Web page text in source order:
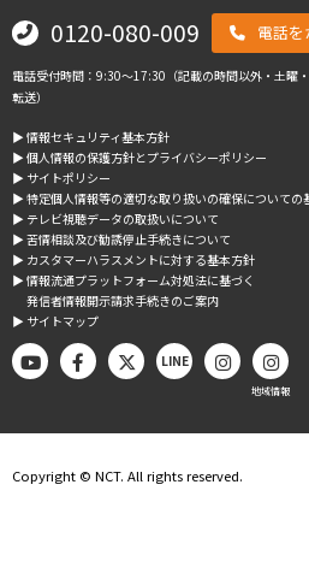
0120-080-009 電話を
電話受付時間：9:30～17:30（記載の時間以外・土曜
転送）
▶︎ 情報セキュリティ基本方針
▶︎ 個人情報の保護方針とプライバシーポリシー
▶︎ サイトポリシー
▶︎ 特定個人情報等の適切な取り扱いの確保についての
▶︎ テレビ視聴データの取扱いについて
▶︎ 苦情相談及び勧誘停止手続きについて
▶︎ カスタマーハラスメントに対する基本方針
▶︎ 情報流通プラットフォーム対処法に基づく
発信者情報開示請求手続きのご案内
▶︎ サイトマップ
LINE
地域情報
Copyright © NCT. All rights reserved.